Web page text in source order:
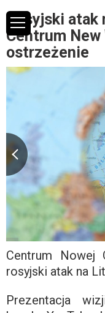
Rosyjski atak
Centrum
ostrzeżenie
Centrum Nowej
rosyjski atak na
Prezentacja